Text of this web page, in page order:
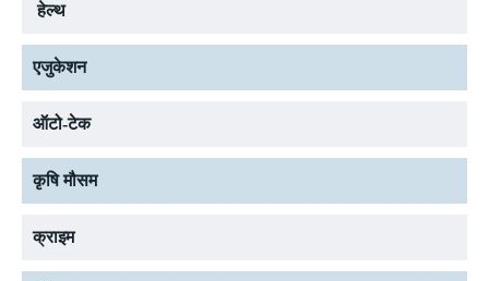
हेल्थ
एजुकेशन
ऑटो-टेक
कृषि मौसम
क्राइम